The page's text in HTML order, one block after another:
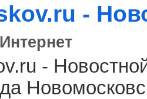
-
Интернет
-